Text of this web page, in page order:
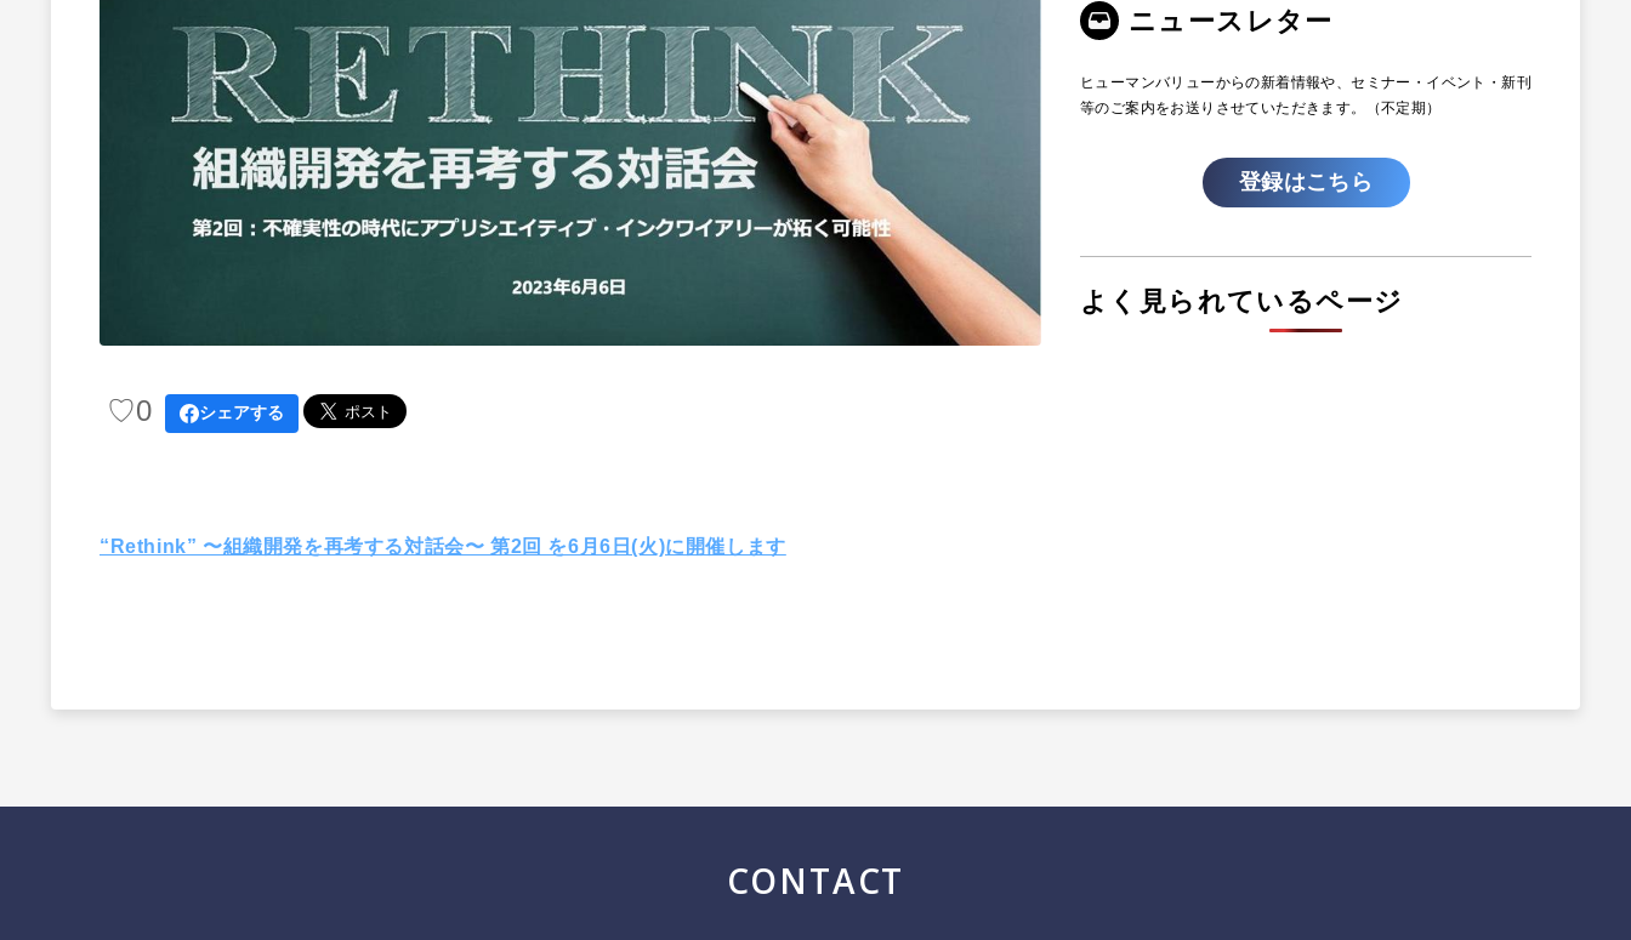
♡0 シェアする
“Rethink” 〜組織開発を再考する対話会〜 第2回 を6月6日(火)に開催します
ニュースレター
ヒューマンバリューからの新着情報や、セミナー・イベント・新刊
等のご案内をお送りさせていただきます。（不定期）
登録はこちら
よく見られているページ
CONTACT